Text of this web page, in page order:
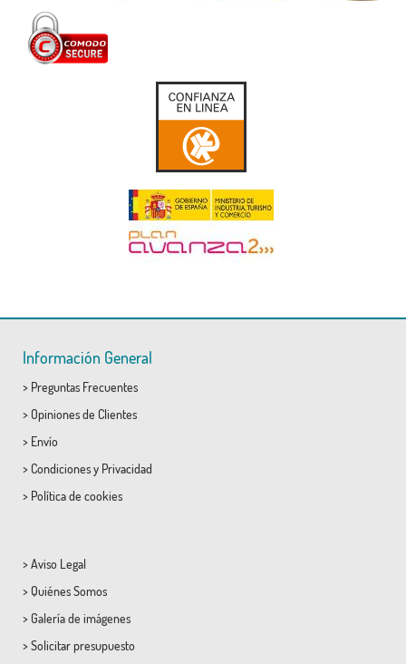
Información General
> Preguntas Frecuentes
> Opiniones de Clientes
> Envío
> Condicionesy Privacidad
> Política de cookies
> Aviso Legal
> Quiénes Somos
> Galería de imágenes
> Solicitar presupuesto